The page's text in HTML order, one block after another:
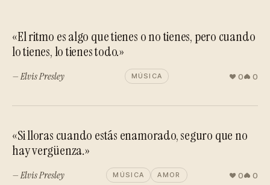
«El ritmo es algo que tienes o no tienes, pero cuando
lo tienes, lo tienes todo.»
— Elvis Presley MÚSICA 0 0
«Si lloras cuando estás enamorado, seguro que no
hay vergüenza.»
— Elvis Presley MÚSICA AMOR 0 0